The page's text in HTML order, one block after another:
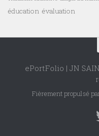
éducation évaluation
ePortFolio | JN
Fièrement propulsé